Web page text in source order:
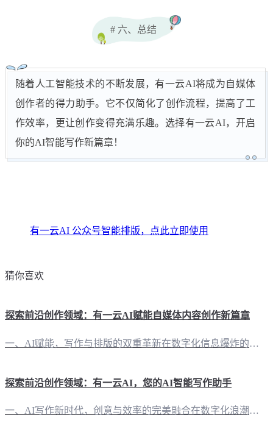
# 六、总结
随着人工智能技术的不断发展，有一云AI将成为自媒体
创作者的得力助手。它不仅简化了创作流程，提高了工
作效率，更让创作变得充满乐趣。选择有一云AI，开启
你的AI智能写作新篇章！
有一云AI 公众号智能排版，点此立即使用
猜你喜欢
探索前沿创作领域：有一云AI赋能自媒体内容创作新篇章
一、AI赋能，写作与排版的双重革新在数字化信息爆炸的时代，内容创作已成为关键竞争力。有一云AI，作为一款创新型AI智能写作+排版软件，应运而生，为自媒体创作者提供前沿的AI技术服务，将大部分创作需求AI自动化。 二、排版之美，千款皮肤任你挑选在内容排版方面，有一云AI提供五大类数千款装修皮肤，涵盖标题、内容、图文、分隔、引导等元素，为创作者打造个性化的视觉盛宴。 三、创作自由，多平台一键发布在内
探索前沿创作领域：有一云AI，您的AI智能写作助手
一、AI写作新时代，创意与效率的完美融合在数字化浪潮席卷全球的今天，内容创作正经历一场前所未有的变革。有一云AI，作为一款创新型AI智能写作+排版软件，应运而生，为自媒体创作者带来前所未有的创作体验。 二、内容排版，千变万化，尽在一“云”创作之美，不仅在于文字的灵动，更在于形式的创新。有一云AI在内容排版方面，提供了数千款装修皮肤，涵盖标题、内容、图文、分隔、引导等五大类，让您的每一次创作都独具